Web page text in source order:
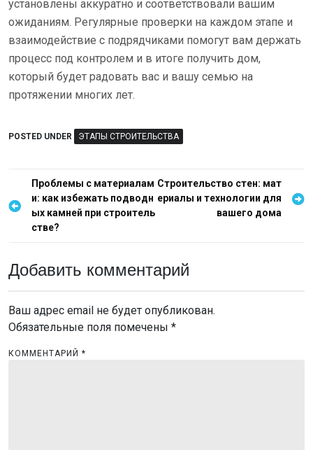
установлены аккуратно и соответствовали вашим
ожиданиям. Регулярные проверки на каждом этапе и
взаимодействие с подрядчиками помогут вам держать
процесс под контролем и в итоге получить дом,
который будет радовать вас и вашу семью на
протяжении многих лет.
POSTED UNDER ЭТАПЫ СТРОИТЕЛЬСТВА
а
г
ц
и
я
Проблемы с материалам
и: как избежать подводн
ых камней при строитель
стве?
Строительство стен: мат
ериалы и технологии для
вашего дома
Добавить комментарий
Ваш адрес email не будет опубликован.
Обязательные поля помечены *
КОММЕНТАРИЙ *